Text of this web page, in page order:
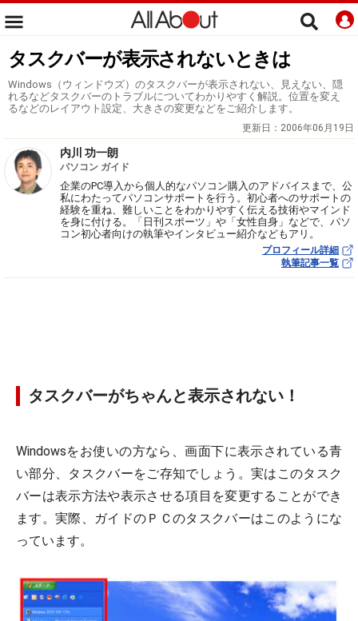
タスクバーが表示されないときは
Windows（ウィンドウズ）のタスクバーが表示されない、見えない、隠
れるなどタスクバーのトラブルについてわかりやすく解説。位置を変え
るなどのレイアウト設定、大きさの変更などをご紹介します。
更新日： 2006年06月19日
内川 功一朗
パソコン ガイド
企業のPC導入から個人的なパソコン購入のアドバイスまで、公
私にわたってパソコンサポートを行う。初心者へのサポートの
経験を重ね、難しいことをわかりやすく伝える技術やマインド
を身に付ける。「日刊スポーツ」や「女性自身」などで、パソ
コン初心者向けの執筆やインタビュー紹介などもアリ。
プロフィール詳細
執筆記事一覧
タスクバーがちゃんと表示されない！
Windowsをお使いの方なら、画面下に表示されている青
い部分、タスクバーをご存知でしょう。実はこのタスク
バーは表示方法や表示させる項目を変更することができ
ます。実際、ガイドのＰＣのタスクバーはこのようにな
っています。